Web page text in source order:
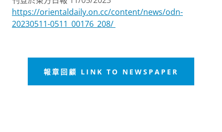
https://orientaldaily.on.cc/content/news/odn-
20230511-0511_00176_208/
報章回顧 LINK TO NEWSPAPER